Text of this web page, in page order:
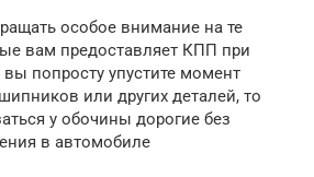
особое внимание на те
вам предоставляет КПП при
попросту упустите момент
или других деталей, то
у обочины дорогие без
в автомобиле